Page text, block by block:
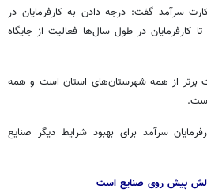
سرآمد گفت: درجه دادن به کارفرمایان در
کارفرمایان در طول سال‌ها فعالیت از جایگاه
افزود: انتخاب ۹ صنعت برتر از همه شهرستان‌های استان است و همه
سرآمد برای بهبود شرایط دیگر صنایع
پیش روی صنایع است